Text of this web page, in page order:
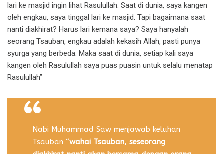
lari ke masjid ingin lihat Rasulullah. Saat di dunia, saya kangen
oleh engkau, saya tinggal lari ke masjid. Tapi bagaimana saat
nanti diakhirat? Harus lari kemana saya? Saya hanyalah
seorang Tsauban, engkau adalah kekasih Allah, pasti punya
syurga yang berbeda. Maka saat di dunia, setiap kali saya
kangen oleh Rasulullah saya puas puasin untuk selalu menatap
Rasulullah”
Nabi Muhammad Saw menjawab keluhan
Tsauban “wahai Tsauban, seseorang